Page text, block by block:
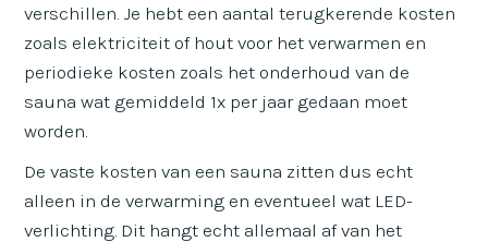
verschillen. Je hebt een aantal terugkerende kosten
zoals elektriciteit of hout voor het verwarmen en
periodieke kosten zoals het onderhoud van de
sauna wat gemiddeld 1x per jaar gedaan moet
worden.
De vaste kosten van een sauna zitten dus echt
alleen in de verwarming en eventueel wat LED-
verlichting. Dit hangt echt allemaal af van het